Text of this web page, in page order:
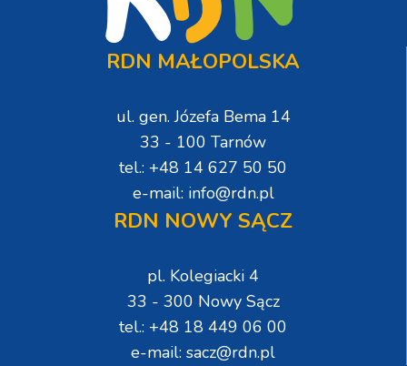
RDN MAŁOPOLSKA
ul. gen. Józefa Bema 14
33 - 100 Tarnów
tel.: +48 14 627 50 50
e-mail: info@rdn.pl
RDN NOWY SĄCZ
pl. Kolegiacki 4
33 - 300 Nowy Sącz
tel.: +48 18 449 06 00
e-mail: sacz@rdn.pl